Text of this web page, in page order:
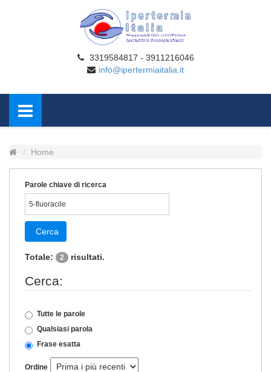
3319584817 - 3911216046
info@ipertermiaitalia.it
Home
Parole chiave di ricerca
Cerca
Totale: 2 risultati.
Cerca:
Tutte le parole
Qualsiasi parola
Frase esatta
Ordine